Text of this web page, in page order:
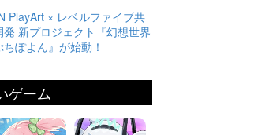
PlayArt × レベルファイブ共
発 新プロジェクト『幻想世界
ちぽよん』が始動！
ゲーム